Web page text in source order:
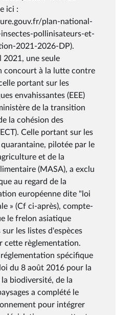
ici :
plan-national-
pollinisateurs-et-
2021-2026-DP).
2021, une seule
concourt à la lutte contre
portant sur les
envahissantes (EEE)
de la transition
la cohésion des
Celle portant sur les
pilotée par le
et de la
(MASA), a exclu
au regard de la
européenne dite "loi
» (Cf ci-après), compte-
le frelon asiatique
les listes d'espèces
cette règlementation.
spécifique
du 8 août 2016 pour la
biodiversité, de la
a complété le
pour intégrer